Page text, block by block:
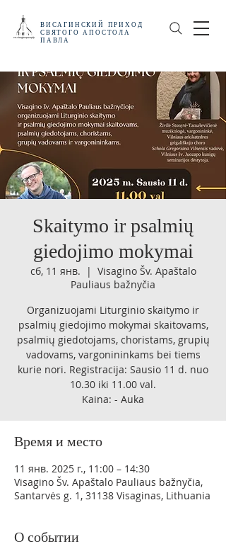
ВИСАГИНСКИЙ
ПРИХОД
СВЯТОГО АПОСТОЛА
ПАВЛА
Skaitymo ir psalmių
giedojimo mokymai
сб, 11 янв.
  |
Visagino Šv. Apaštalo
Pauliaus bažnyčia
Organizuojami Liturginio skaitymo ir
psalmių giedojimo mokymai skaitovams,
psalmių giedotojams, choristams, grupių
vadovams, vargonininkams bei tiems
kurie nori. Registracija: Sausio 11 d. nuo
10.30 iki 11.00 val.
Kaina: - Auka
Время и место
11 янв. 2025 г., 11:00 – 14:30
Visagino Šv. Apaštalo Pauliaus bažnyčia,
Santarvės g. 1, 31138 Visaginas, Lithuania
О событии